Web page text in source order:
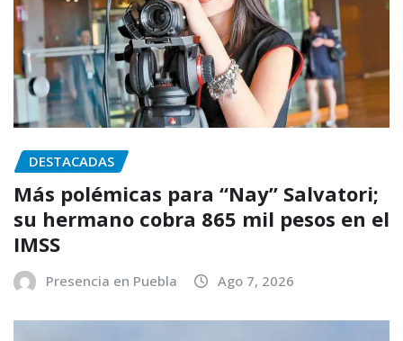
DESTACADAS
Más polémicas para “Nay” Salvatori;
su hermano cobra 865 mil pesos en el
IMSS
Presencia en Puebla Ago 7, 2026